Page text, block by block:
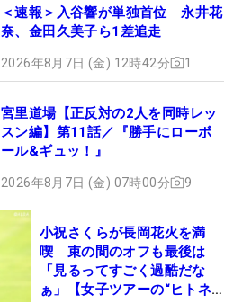
＜速報＞入谷響が単独首位 永井花
奈、金田久美子ら1差追走
2026年8月7日 (金) 12時42分 1
宮里道場【正反対の2人を同時レッ
スン編】第11話／『勝手にローボ
ール&ギュッ！』
2026年8月7日 (金) 07時00分 9
小祝さくらが長岡花火を満
喫 束の間のオフも最後は
「見るってすごく過酷だな
ぁ」【女子ツアーの“ヒトネ